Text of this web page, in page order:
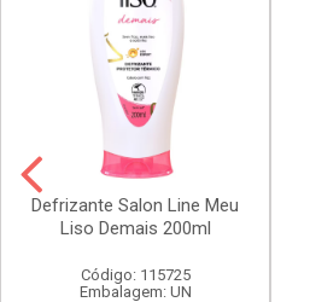
Defrizante Salon Line Meu
Liso Demais 200ml
Código: 115725
Embalagem: UN